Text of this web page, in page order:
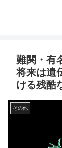
難関・有
将来は遺
ける残酷
その他